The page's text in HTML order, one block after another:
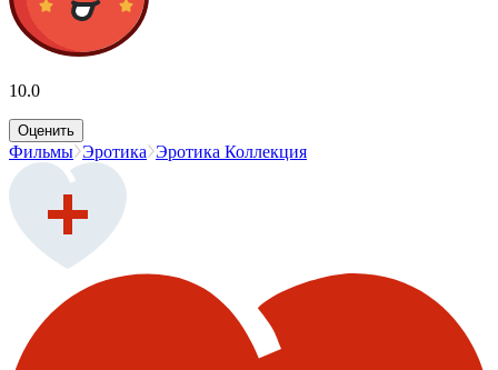
10.0
Оценить
Фильмы Эротика Эротика Коллекция